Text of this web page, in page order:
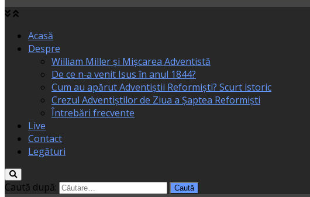
Acasă
Despre
William Miller și Mișcarea Adventistă
De ce n‑a venit Isus în anul 1844?
Cum au apărut Adventiștii Reformiști? Scurt istoric
Crezul Adventiștilor de Ziua a Șaptea Reformiști
Întrebări frecvente
Live
Contact
Legături
Caută după: